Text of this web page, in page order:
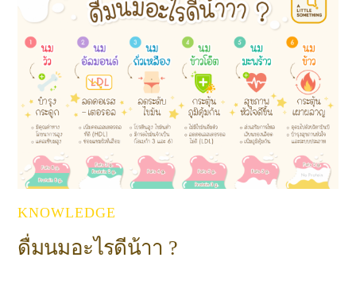
KNOWLEDGE
ดื่มนมอะไรดีน้าา ?